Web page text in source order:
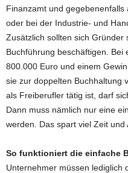
Finanzamt und
oder bei der Industrie- und
Zusätzlich sollten sich Gründer
Buchführung beschäftigen.
800.000 Euro und einem
sie zur doppelten Buchhaltung
als Freiberufler tätig ist, darf
Dann muss nämlich nur eine
werden. Das spart viel Zeit und
So funktioniert die einfache
Unternehmer müssen lediglich